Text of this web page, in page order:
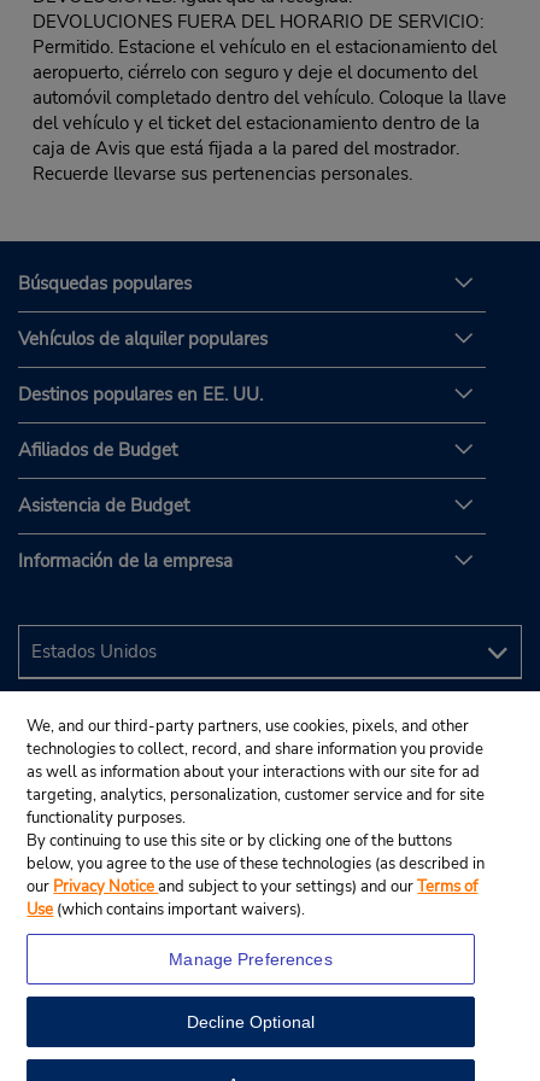
View Map
DEVOLUCIONES FUERA DEL HORARIO DE SERVICIO:
Permitido. Estacione el vehículo en el estacionamiento del
aeropuerto, ciérrelo con seguro y deje el documento del
automóvil completado dentro del vehículo. Coloque la llave
del vehículo y el ticket del estacionamiento dentro de la
caja de Avis que está fijada a la pared del mostrador.
Recuerde llevarse sus pertenencias personales.
Búsquedas populares
Vehículos de alquiler populares
Destinos populares en EE. UU.
Afiliados de Budget
Asistencia de Budget
Información de la empresa
© 2024 Budget Rent A Car System, Inc.
We, and our third-party partners, use cookies, pixels, and other
technologies to collect, record, and share information you provide
as well as information about your interactions with our site for ad
targeting, analytics, personalization, customer service and for site
functionality purposes.
By continuing to use this site or by clicking one of the buttons
below, you agree to the use of these technologies (as described in
our Privacy Noticeand subject to your settings) and ourTerms of
Use (which contains important waivers).
Manage Preferences
Decline Optional